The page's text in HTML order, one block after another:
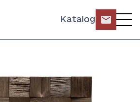
Katalog